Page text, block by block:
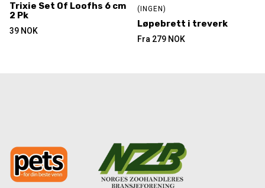
Trixie Set Of Loofhs 6 cm
2 Pk
39 NOK
(INGEN)
Løpebrett i treverk
Fra 279 NOK